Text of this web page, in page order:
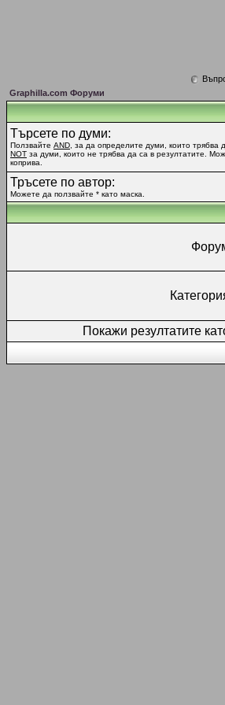
Graphilla.com Форуми
Търсете по думи:
Ползвайте AND , за да определите думи, които трябва
NOT за думи, които не трябва да са в резултатите.
коприва.
Тръсете по автор:
Можете да ползвайте * като маска.
Покажи резултатите